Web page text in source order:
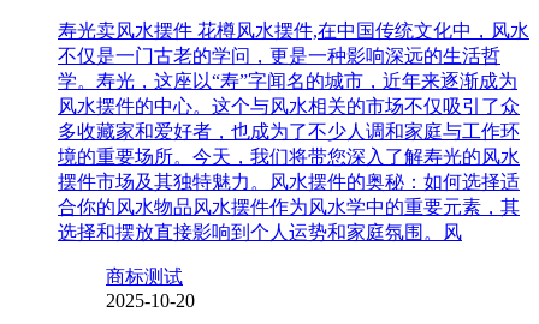
寿光卖风水摆件 花樽风水摆件,在中国传统文化中，风水
不仅是一门古老的学问，更是一种影响深远的生活哲
学。寿光，这座以“寿”字闻名的城市，近年来逐渐成为
风水摆件的中心。这个与风水相关的市场不仅吸引了众
多收藏家和爱好者，也成为了不少人调和家庭与工作环
境的重要场所。今天，我们将带您深入了解寿光的风水
摆件市场及其独特魅力。风水摆件的奥秘：如何选择适
合你的风水物品风水摆件作为风水学中的重要元素，其
选择和摆放直接影响到个人运势和家庭氛围。风
商标测试
2025-10-20